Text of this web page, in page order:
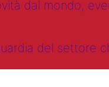
dal mondo,
del settore